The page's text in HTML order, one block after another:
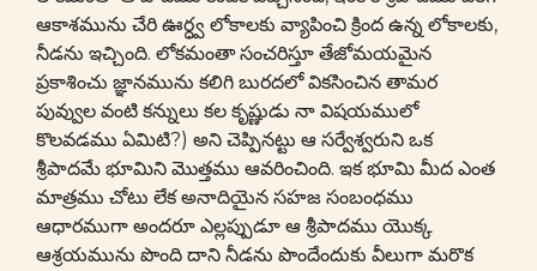
ఆకాశమును చేరి ఊర్ధ్వ లోకాలకు వ్యాపించి క్రింద ఉన్న లోకాలకు,
నీడను ఇచ్చింది. లోకమంతా సంచరిస్తూ తేజోమయమైన
ప్రకాశించు జ్ఞానమును కలిగి బురదలో వికసించిన తామర
పువ్వుల వంటి కన్నులు కల కృష్ణుడు నా విషయములో
కొలవడము ఏమిటి?) అని చెప్పినట్టు ఆ సర్వేశ్వరుని ఒక
శ్రీపాదమే భూమిని మొత్తము ఆవరించింది. ఇక భూమి మీద ఎంత
మాత్రము చోటు లేక అనాదియైన సహజ సంబంధము
ఆధారముగా అందరూ ఎల్లప్పుడూ ఆ శ్రీపాదము యొక్క
ఆశ్రయమును పొంది దాని నీడను పొందేందుకు వీలుగా మరొక